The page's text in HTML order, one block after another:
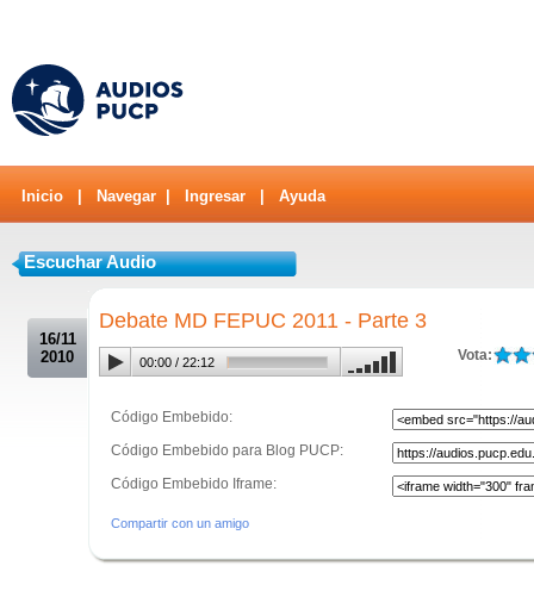
Inicio Navegar Ingresar Ayuda
Escuchar Audio
16/11
2010
Debate MD FEPUC 2011 - Parte 3
Vota:
00:00 / 22:12
Código Embebido:
Código Embebido para Blog PUCP:
Código Embebido Iframe:
Compartir con un amigo